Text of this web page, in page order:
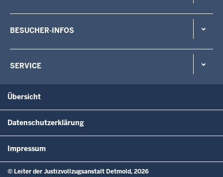
BESUCHER-INFOS
SERVICE
Übersicht
Datenschutzerklärung
Impressum
© Leiter der Justizvollzugsanstalt Detmold, 2026